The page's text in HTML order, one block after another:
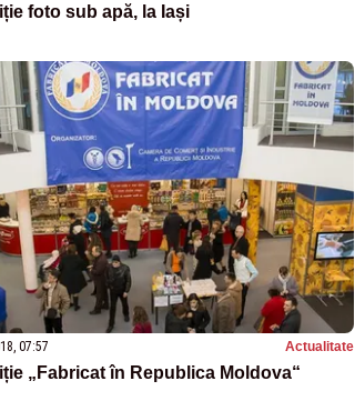
foto sub apă, la Iași
07:57 Actualitate
„Fabricat în Republica Moldova“